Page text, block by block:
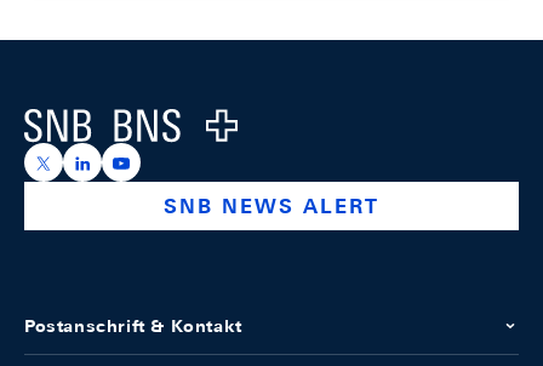
Logo
https://x.com/snb_bns
https://ch.linkedin.com/company/swiss-national-
https://www.youtube.com/@swissnationalbank
SNB NEWS ALERT
Postanschrift & Kontakt